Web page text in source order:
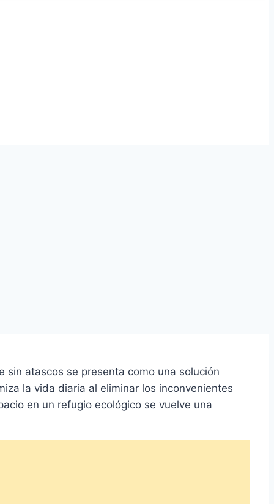
atascos se presenta como una solución
la vida diaria al eliminar los inconvenientes
en un refugio ecológico se vuelve una